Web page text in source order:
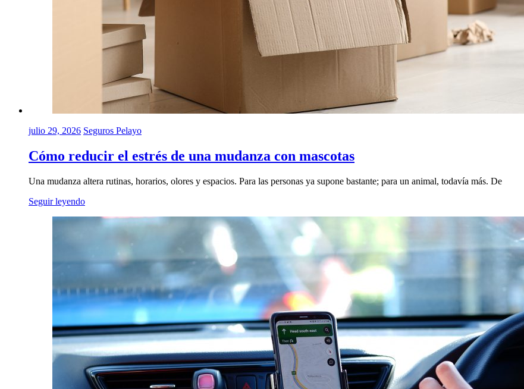
julio 29, 2026 Seguros Pelayo
Cómo reducir el estrés de una mudanza con mascotas
Una mudanza altera rutinas, horarios, olores y espacios. Para las personas ya supone bastante; para un animal, todavía más. De
Seguir leyendo